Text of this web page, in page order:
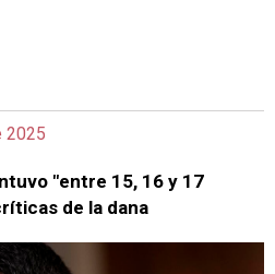
2025
"entre 15, 16 y 17
de la dana